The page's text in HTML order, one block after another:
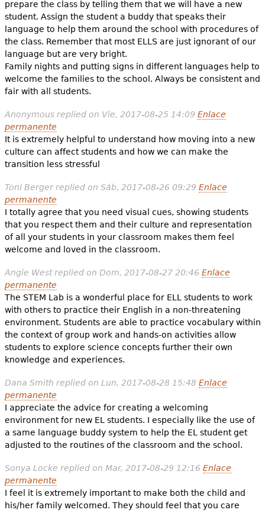
prepare the class by telling them that we will have a new
student. Assign the student a buddy that speaks their
language to help them around the school with procedures of
the class. Remember that most ELLS are just ignorant of our
language but are very bright.
Family nights and putting signs in different languages help to
welcome the families to the school. Always be consistent and
fair with all students.
Anonymousreplied on Vie, 2017-08-25 14:09 Enlace
permanente
It is extremely helpful to understand how moving into a new
culture can affect students and how we can make the
transition less stressful
Toni Bergerreplied on Sáb, 2017-08-26 09:29 Enlace
permanente
I totally agree that you need visual cues, showing students
that you respect them and their culture and representation
of all your students in your classroom makes them feel
welcome and loved in the classroom.
Angie Westreplied on Dom, 2017-08-27 20:46 Enlace
permanente
The STEM Lab is a wonderful place for ELL students to work
with others to practice their English in a non-threatening
environment. Students are able to practice vocabulary within
the context of group work and hands-on activities allow
students to explore science concepts further their own
knowledge and experiences.
Dana Smith replied on Lun, 2017-08-28 15:48 Enlace
permanente
I appreciate the advice for creating a welcoming
environment for new EL students. I especially like the use of
a same language buddy system to help the EL student get
adjusted to the routines of the classroom and the school.
Sonya Locke replied on Mar, 2017-08-29 12:16 Enlace
permanente
I feel it is extremely important to make both the child and
his/her family welcomed. They should feel that you care